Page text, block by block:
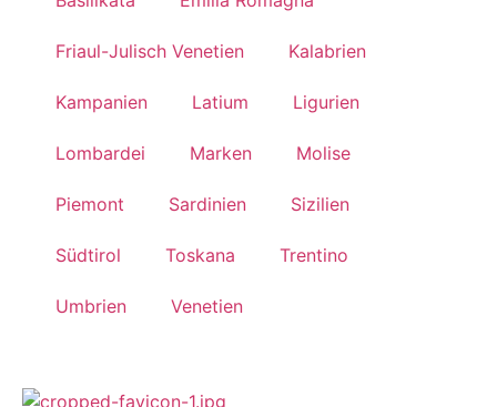
Friaul-Julisch Venetien Kalabrien
Kampanien Latium Ligurien
Lombardei Marken Molise
Piemont Sardinien Sizilien
Südtirol Toskana Trentino
Umbrien Venetien